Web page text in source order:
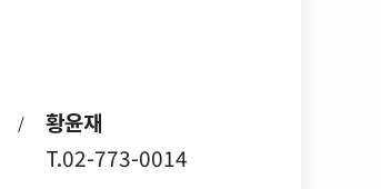
/
황윤재
T.02-773-0014